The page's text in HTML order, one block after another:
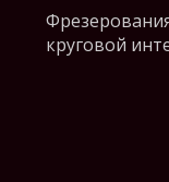
круговой